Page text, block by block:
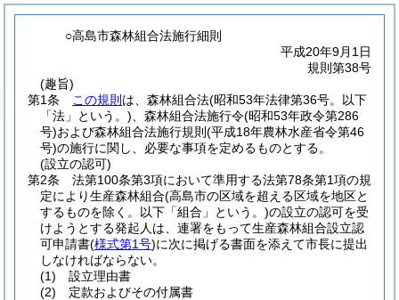
○高島市森林組合法施行細則
平成20年9月1日
規則第38号
(趣旨)
第1条
この規則 は、森林組合法(昭和53年法律第36号。以下
「法」という。) 、森林組合法施行令(昭和53年政令第286
号)および森林組合法施行規則 (平成18年農林水産省令第46
号)の施行に関し、必要な事項を定めるものとする。
(設立の認可)
第2条
法第100条第3項において準用する法第78条第1項の規
定により生産森林組合(高島市の区域を超える区域を地区と
するものを除く。以下「組合」という。)の設立の認可を受
けようとする発起人は、連署をもって生産森林組合設立認
可申請書(様式第1号)に次に掲げる書面を添えて市長に提出
しなければならない。
(1)
設立理由書
(2)
定款およびその付属書